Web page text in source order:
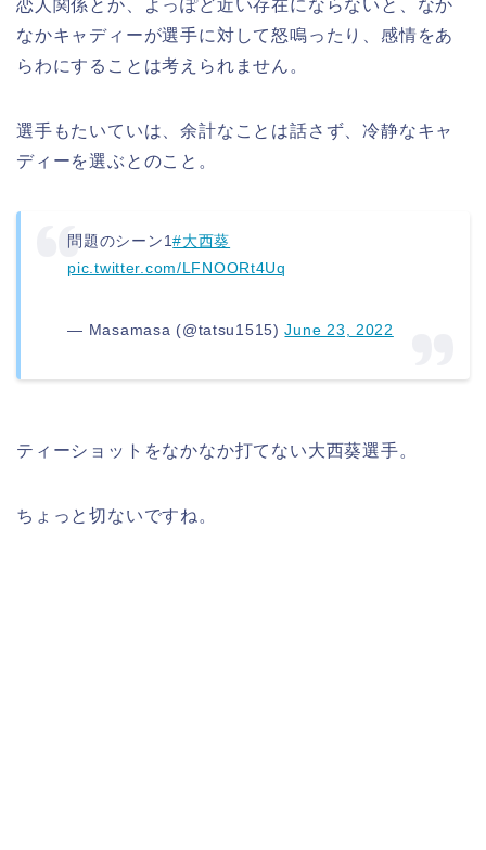
恋人関係とか、よっぽど近い存在にならないと、なか
なかキャディーが選手に対して怒鳴ったり、感情をあ
らわにすることは考えられません。
選手もたいていは、余計なことは話さず、冷静なキャ
ディーを選ぶとのこと。
問題のシーン1#大西葵
pic.twitter.com/LFNOORt4Uq
— Masamasa (@tatsu1515)June 23, 2022
ティーショットをなかなか打てない大西葵選手。
ちょっと切ないですね。